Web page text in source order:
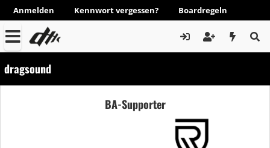
Anmelden Kennwort vergessen? Boardregeln
dragsound
BA-Supporter